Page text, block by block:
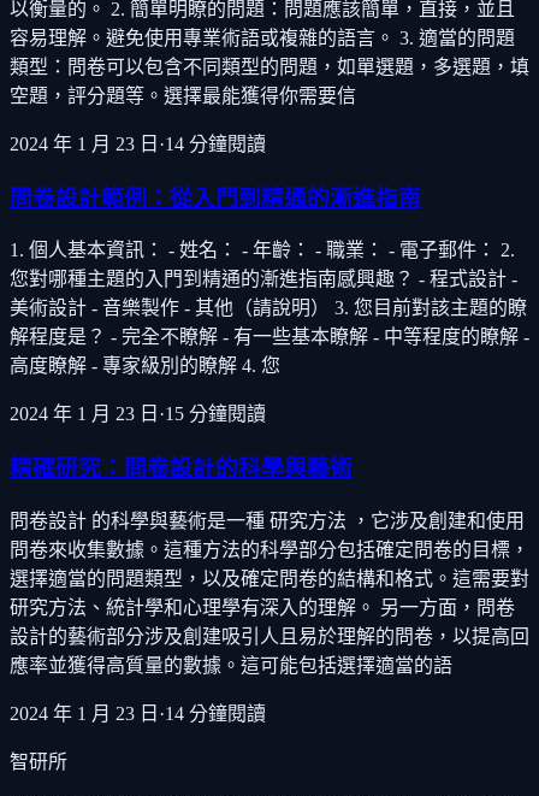
以衡量的。 2. 簡單明瞭的問題：問題應該簡單，直接，並且
容易理解。避免使用專業術語或複雜的語言。 3. 適當的問題
類型：問卷可以包含不同類型的問題，如單選題，多選題，填
空題，評分題等。選擇最能獲得你需要信
2024 年 1 月 23 日 ·14 分鐘閱讀
問卷設計範例：從入門到精通的漸進指南
1. 個人基本資訊： - 姓名： - 年齡： - 職業： - 電子郵件： 2.
您對哪種主題的入門到精通的漸進指南感興趣？ - 程式設計 -
美術設計 - 音樂製作 - 其他（請說明） 3. 您目前對該主題的瞭
解程度是？ - 完全不瞭解 - 有一些基本瞭解 - 中等程度的瞭解 -
高度瞭解 - 專家級別的瞭解 4. 您
2024 年 1 月 23 日 ·15 分鐘閱讀
精確研究：問卷設計的科學與藝術
問卷設計 的科學與藝術是一種 研究方法 ，它涉及創建和使用
問卷來收集數據。這種方法的科學部分包括確定問卷的目標，
選擇適當的問題類型，以及確定問卷的結構和格式。這需要對
研究方法、統計學和心理學有深入的理解。 另一方面，問卷
設計的藝術部分涉及創建吸引人且易於理解的問卷，以提高回
應率並獲得高質量的數據。這可能包括選擇適當的語
2024 年 1 月 23 日 ·14 分鐘閱讀
智研所